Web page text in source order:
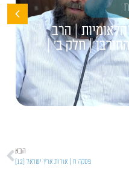
| הרב
| חלק ב' |
הבא
פסקה ח | אורות ארץ ישראל [12]